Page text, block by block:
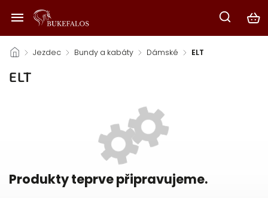
/ Jezdec / Bundy a kabáty / Dámské / ELT
ELT
Produkty teprve připravujeme.